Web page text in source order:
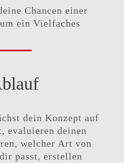
Chancen einer
ein Vielfaches
dein Konzept auf
evaluieren deinen
welcher Art von
passt, erstellen